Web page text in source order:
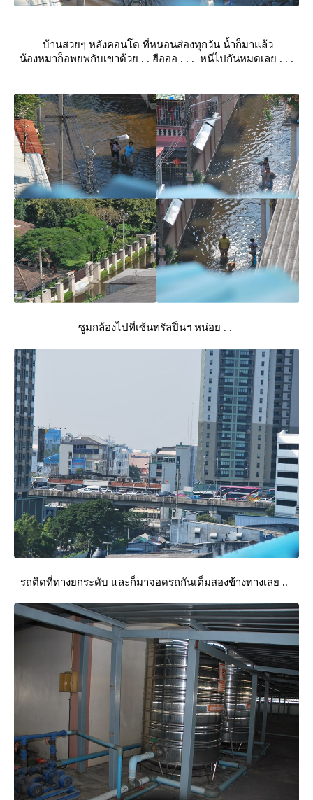
บ้านสวยๆ หลังคอนโด ที่หนอนส่องทุกวัน น้ำก็มาแล้ว
น้องหมาก็อพยพกับเขาด้วย . . ฮือออ . . . หนีไปกันหมดเลย . . .
ซูมกล้องไปที่เซ้นทรัลปิ่นฯ หน่อย . .
รถติดที่ทางยกระดับ และก็มาจอดรถกันเต็มสองข้างทางเลย ..